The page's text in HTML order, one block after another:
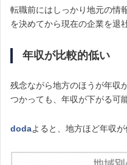
転職前にはしっかり地元の情
を決めてから現在の企業を退
年収が比較的低い
残念ながら地方のほうが年収
つかっても、年収が下がる可
dodaよると、地方ほど年収が